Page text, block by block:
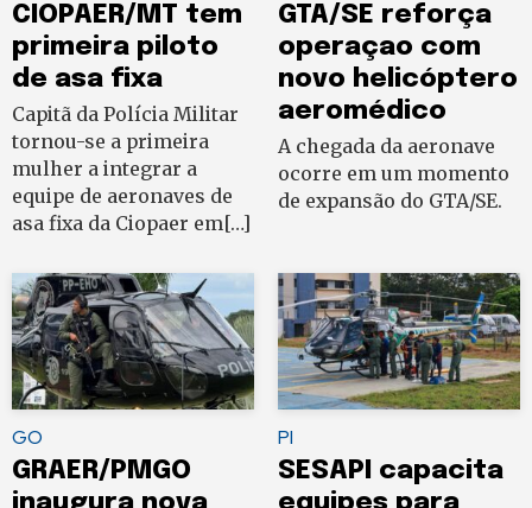
CIOPAER/MT tem
primeira piloto
de asa fixa
Capitã da Polícia Militar
tornou-se a primeira
mulher a integrar a
equipe de aeronaves de
asa fixa da Ciopaer em[…]
GTA/SE reforça
operaçao com
novo helicóptero
aeromédico
A chegada da aeronave
ocorre em um momento
de expansão do GTA/SE.
GO
GRAER/PMGO
inaugura nova
PI
SESAPI capacita
equipes para